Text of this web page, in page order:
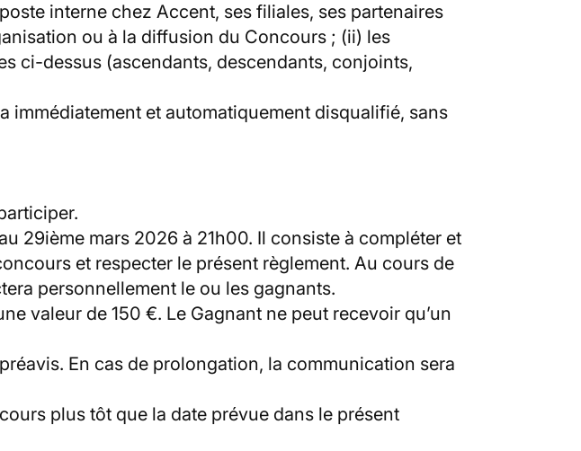
interne chez Accent, ses filiales, ses partenaires
ou à la diffusion du Concours ; (ii) les
ci-dessus (ascendants, descendants, conjoints,
immédiatement et automatiquement disqualifié, sans
29ième mars 2026 à 21h00. Il consiste à compléter et
et respecter le présent règlement. Au cours de
personnellement le ou les gagnants.
valeur de 150 €. Le Gagnant ne peut recevoir qu’un
En cas de prolongation, la communication sera
plus tôt que la date prévue dans le présent